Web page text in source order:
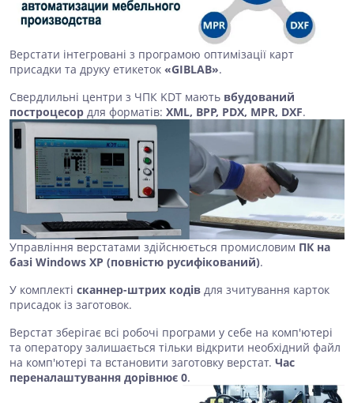
Верстати інтегровані з програмою оптимізації карт
присадки та друку етикеток «GIBLAB».
Свердлильні центри з ЧПК KDT мають вбудований
построцесор для форматів: XML, BPP, PDX, MPR, DXF.
Управління верстатами здійснюється промисловим ПК на
базі Windows XP (повністю русифікований).
У комплекті сканнер-штрих кодів для зчитування карток
присадок із заготовок.
Верстат зберігає всі робочі програми у себе на комп'ютері
та оператору залишається тільки відкрити необхідний файл
на комп'ютері та встановити заготовку верстат. Час
переналаштування дорівнює 0.